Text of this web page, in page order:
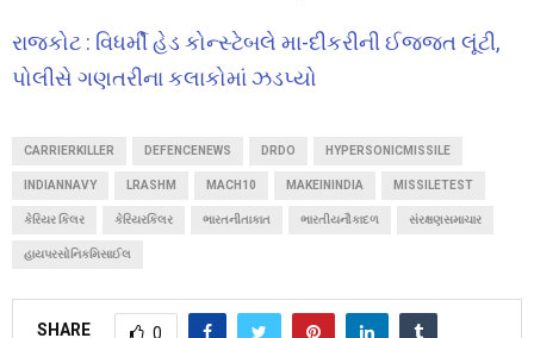
રાજકોટ : વિધર્મી હેડ કોન્સ્ટેબલે મા-દીકરીની ઈજ્જત લૂંટી,
પોલીસે ગણતરીના કલાકોમાં ઝડપ્યો
CARRIERKILLER DEFENCENEWS DRDO HYPERSONICMISSILE
INDIANNAVY LRASHM MACH10 MAKEININDIA MISSILETEST
કેરિયર કિલર કેરિયરકિલર ભારતનીતાકાત ભારતીયનૌકાદળ સંરક્ષણસમાચાર
હાયપરસોનિકમિસાઈલ
SHARE 0